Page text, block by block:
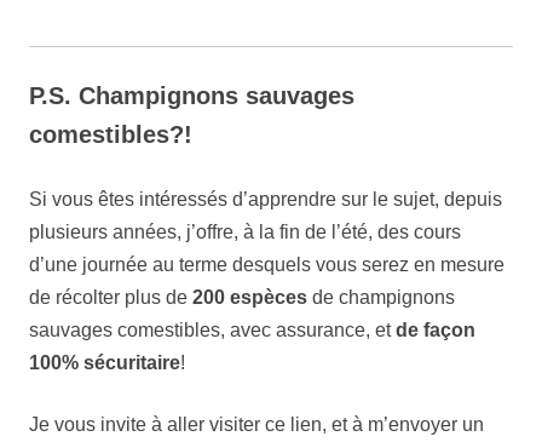
P.S. Champignons sauvages
comestibles?!
Si vous êtes intéressés d’apprendre sur le sujet, depuis
plusieurs années, j’offre, à la fin de l’été, des cours
d’une journée au terme desquels vous serez en mesure
de récolter plus de 200 espèces de champignons
sauvages comestibles, avec assurance, etde façon
100% sécuritaire!
Je vous invite à aller visiter ce lien, et à m’envoyer un